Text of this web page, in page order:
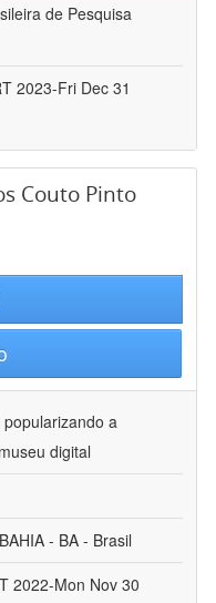
de Pesquisa
2023-Fri Dec 31
Couto Pinto
a
digital
- BA - Brasil
2022-Mon Nov 30